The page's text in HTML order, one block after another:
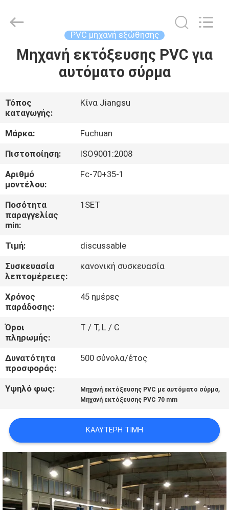
ΣΠΊΤΙ
ΒΊΝΤΕΟ
ΕΜΦΆΝΙΣΗ
VR
ΣΧΕΤΙΚΆ
ΜΕ
ΕΜΆΣ
ΕΠΙΣΚΈΨΕΙΣ
ΕΡΓΟΣΤΆΣΙΟ
ΈΛΕΓΧΟΣ
ΠΟΙΌΤΗΤΑΣ
ΕΠΙΚΟΙΝΩΝΉΣΤΕ
ΜΑΣ
ΕΙΔΉΣΕΙΣ
ΥΠΟΘΈΣΕΙΣ
and
Mechanical
Reserved.
PVC μηχανή εξώθησης
Μηχανή εκτόξευσης PVC για
αυτόματο σύρμα
Τόπος
καταγωγής:
Κίνα Jiangsu
Μάρκα:
Fuchuan
Πιστοποίηση:
ISO9001:2008
Αριθμό
μοντέλου:
Fc-70+35-1
Ποσότητα
παραγγελίας
min:
1SET
Τιμή:
discussable
Συσκευασία
λεπτομέρειες:
κανονική συσκευασία
Χρόνος
παράδοσης:
45 ημέρες
Όροι
πληρωμής:
T / T, L / C
Δυνατότητα
προσφοράς:
500 σύνολα/έτος
Υψηλό φως: Μηχανή εκτόξευσης PVC με αυτόματο σύρμα,
Μηχανή εκτόξευσης PVC 70 mm
ΚΑΛΎΤΕΡΗ ΤΙΜΉ